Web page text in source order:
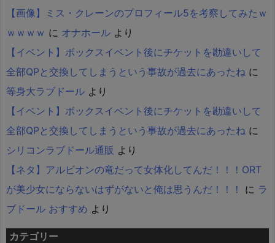
【画像】ミス・クレーンのプロフィール5を考察してみたｗ
ｗｗｗｗ に オナホール より
【イベント】ボックスイベント後にチケットを勘違いして
全部QPと交換してしまうという事故が過去にあったね に
等身大ラブドール より
【イベント】ボックスイベント後にチケットを勘違いして
全部QPと交換してしまうという事故が過去にあったね に
シリコンラブドール通販 より
【ネタ】アルビオンの竜だって女体化してんだ！！！ORT
が美少女にならないはずがないと俺は思うんだ！！！
に ラ
ブドール おすすめ より
カテゴリー